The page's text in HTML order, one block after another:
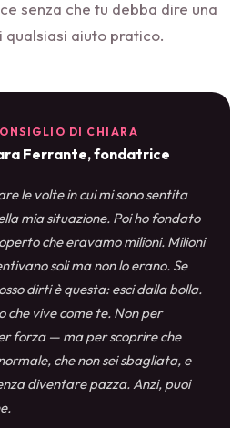
senza che tu debba dire una
aiuto pratico.
DI CHIARA
Ferrante, fondatrice
le volte in cui mi sono sentita
mia situazione. Poi ho fondato
che eravamo milioni. Milioni
soli ma non lo erano. Se
dirti è questa: esci dalla bolla.
che vive come te. Non per
forza — ma per scoprire che
che non sei sbagliata, e
diventare pazza. Anzi, puoi